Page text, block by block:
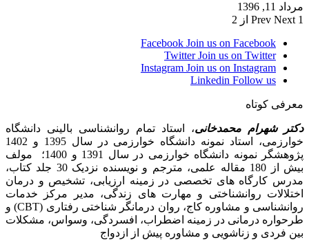
مرداد 11, 1396
Prev Next 1 از 2
Facebook Join us on Facebook
Twitter Join us on Twitter
Instagram Join us on Instagram
Linkedin Follow us
معرفی کوتاه
دکتر شهرام محمدخانی، استاد تمام روانشناسی بالینی دانشگاه
خوارزمی، استاد نمونه دانشگاه خوارزمی در سال 1395 و 1402
پژوهشگر نمونه دانشگاه خوارزمی در سال 1391 و 1400؛ مولف
بیش از 180 مقاله علمی، مترجم و نویسنده نزدیک 30 جلد کتاب،
مدرس کارگاه­ های تخصصی در زمینه ارزیابی، تشخیص و درمان
اختلالات روانشناختی و مهارت های زندگی، مدیر مرکز خدمات
روانشناسی و مشاوره کاج، روان­ درمانگر شناختی رفتاری (CBT) و
طرحواره درمانی در زمینه اضطراب، افسردگی، وسواس، مشکلات
بین فردی و زناشویی و مشاوره پیش از ازدواج